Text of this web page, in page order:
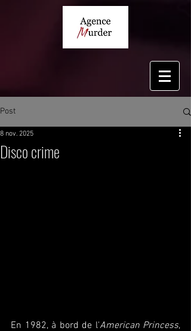
Post
Disco crime
8 nov. 2025
En 1982, à bord de l'American Princess,